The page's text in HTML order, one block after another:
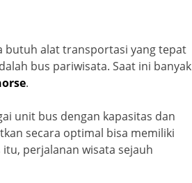
butuh alat transportasi yang tepat
bus pariwisata. Saat ini banyak
.
unit bus dengan kapasitas dan
secara optimal bisa memiliki
perjalanan wisata sejauh